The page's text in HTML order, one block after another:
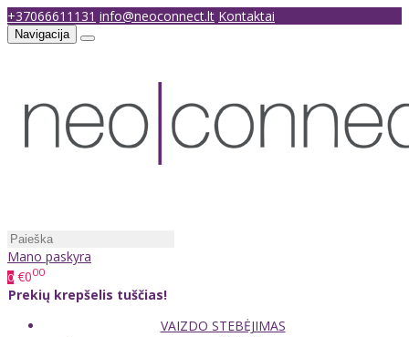
+37066611131 info@neoconnect.lt Kontaktai
Navigacija
Mano paskyra
0 €000
Prekių krepšelis tuščias!
VAIZDO STEBĖJIMAS